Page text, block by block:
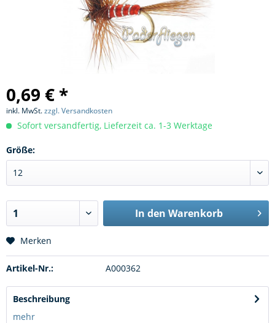
0,69 € *
inkl. MwSt.zzgl. Versandkosten
Sofort versandfertig, Lieferzeit ca. 1-3 Werktage
Größe:
In den Warenkorb
Merken
Artikel-Nr.: A000362
Beschreibung
mehr